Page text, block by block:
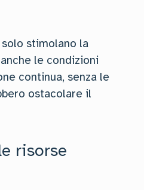
stimolano la
le condizioni
continua, senza le
ostacolare il
risorse